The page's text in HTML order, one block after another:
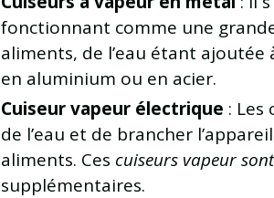
fonctionnant comme une
aliments, de l’eau étant
en aluminium ou en acier.
Cuiseur vapeur électrique :
de l’eau et de brancher
aliments. Ces cuiseurs vapeur
supplémentaires.